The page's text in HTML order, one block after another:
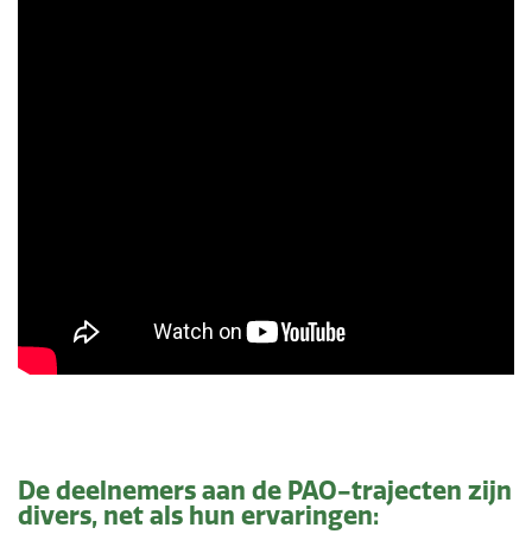
De deelnemers aan de PAO-trajecten zijn
divers, net als hun ervaringen: